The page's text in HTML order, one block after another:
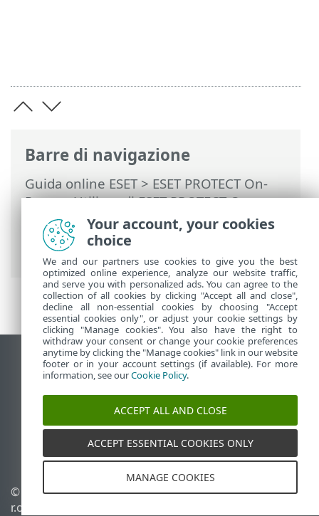
Barre di navigazione
Guida online ESET> ESET PROTECT On-
Prem>Utilizzo di ESET PROTECT On-
Prem>
ESET PROTECT On-Prem Menu
principale >Attività Attività client
Arresta computer
Visualizza sito desktop
End of Life
ESET Knowledge Base
ESET Status Portal
Supporto regionale
© 1992 - 2026 ESET, spol. s
r.o. - Tutti i diritti riservati.
Gestisci cookie
Your account, your cookies
choice
We and our partners use cookies to give you the best
optimized online experience, analyze our website traffic,
and serve you with personalized ads. You can agree to the
collection of all cookies by clicking "Accept all and close",
decline all non-essential cookies by choosing "Accept
essential cookies only", or adjust your cookie settings by
clicking "Manage cookies". You also have the right to
withdraw your consent or change your cookie preferences
anytime by clicking the "Manage cookies" link in our website
footer or in your account settings (if available). For more
information, see ourCookie Policy.
ACCEPT ALL AND CLOSE
ACCEPT ESSENTIAL COOKIES ONLY
MANAGE COOKIES